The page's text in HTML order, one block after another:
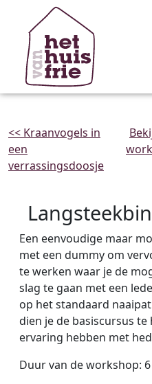
<< Kraanvogels in
een
verrassingsdoosje
Een eenvoudige maar
met een dummy om
te werken waar je de
slag te gaan met een
op het standaard
dien je de basiscursus
ervaring hebben met
Duur van de workshop: